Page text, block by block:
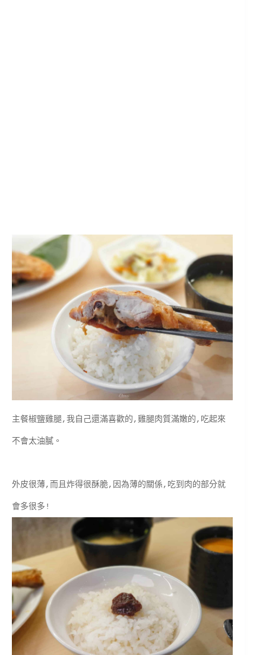
主餐椒鹽雞腿,我自己還滿喜歡的,雞腿肉質滿嫩的,吃起來
不會太油膩。
外皮很薄,而且炸得很酥脆,因為薄的關係,吃到肉的部分就
會多很多!